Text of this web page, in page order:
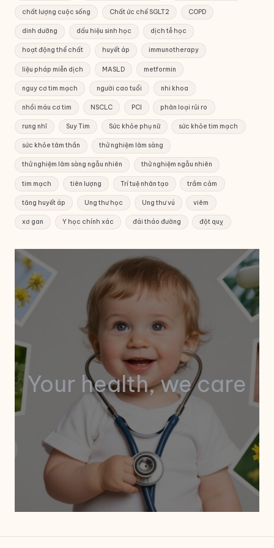
chất lượng cuộc sống Chất ức chế SGLT2 COPD
dinh dưỡng dấu hiệu sinh học dịch tễ học
hoạt động thể chất huyết áp immunotherapy
liệu pháp miễn dịch MASLD metformin
nguy cơ tim mạch người cao tuổi nhi khoa
nhồi máu cơ tim NSCLC PCI phân loại rủi ro
rung nhĩ Suy Tim Sức khỏe phụ nữ sức khỏe tim mạch
sức khỏe tâm thần thử nghiệm lâm sàng
thử nghiệm lâm sàng ngẫu nhiên thử nghiệm ngẫu nhiên
tim mạch tiên lượng Trí tuệ nhân tạo trầm cảm
tăng huyết áp Ung thư học Ung thư vú viêm
xơ gan Y học chính xác đái tháo đường đột quỵ
Your health, we care